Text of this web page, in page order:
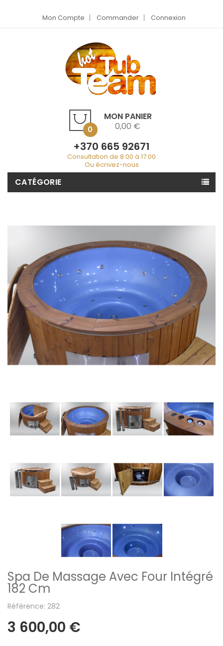
Mon Compte Commander Connexion
MON PANIER
0 0,00 €
+370 665 92671
Consultation de 8:00 à 17:00
Ou écrivez-nous
CATÉGORIE
Spa De Massage Avec Four Intégré
182 Cm
Référence: 282
3 600,00 €